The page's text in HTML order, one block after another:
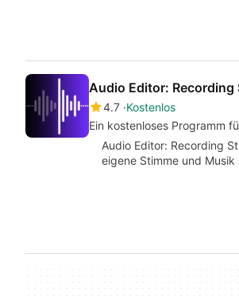
Audio Editor: Recording
4.7 Kostenlos
Ein kostenloses Programm
Audio Editor: Recording
eigene Stimme und